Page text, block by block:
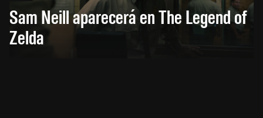
Sam Neill aparecerá en The Legend of
Zelda